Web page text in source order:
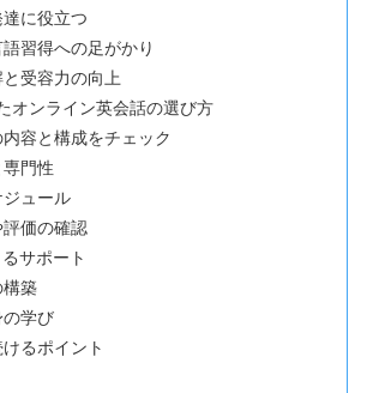
に役立つ
習得への足がかり
受容力の向上
オンライン英会話の選び方
容と構成をチェック
門性
ュール
価の確認
サポート
築
学び
るポイント